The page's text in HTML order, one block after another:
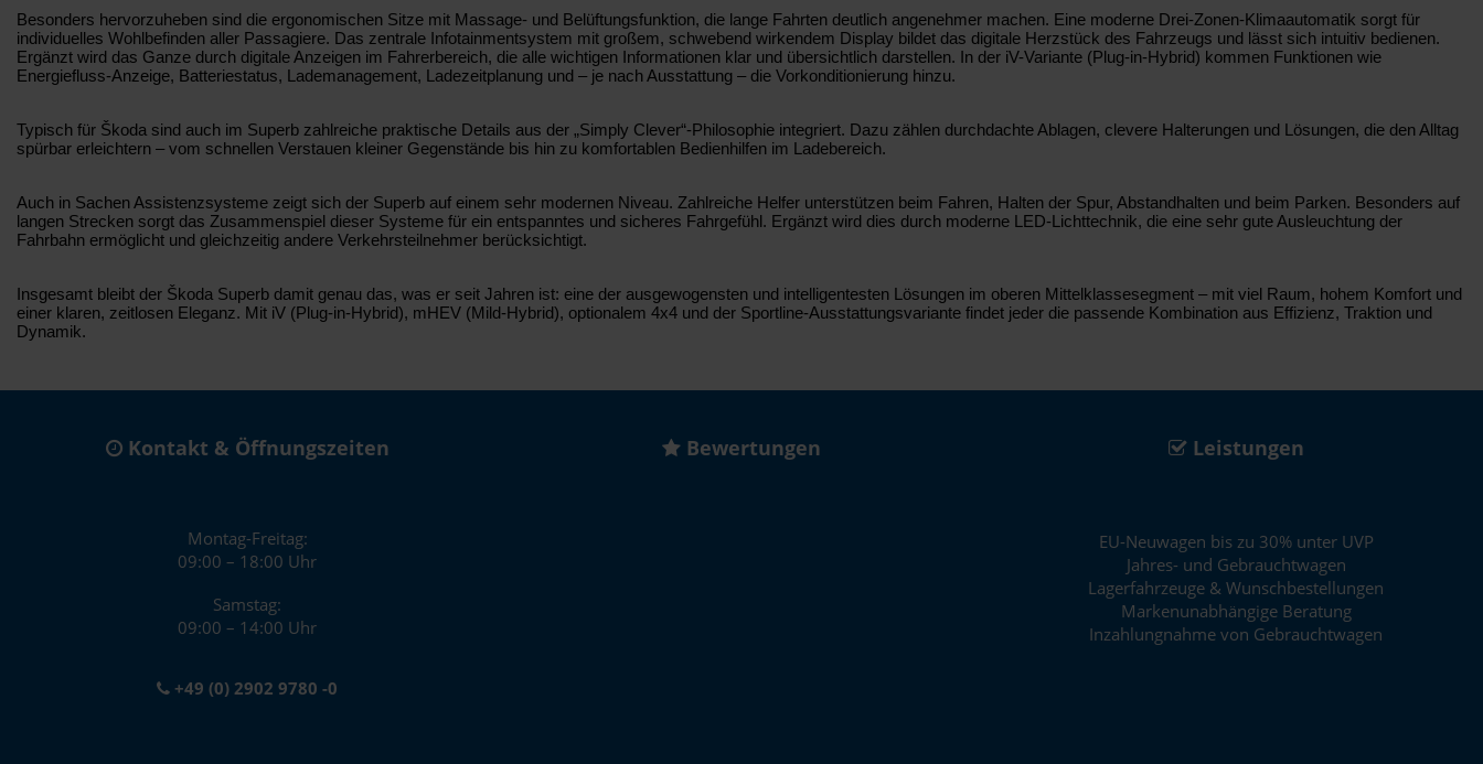
Besonders hervorzuheben sind die ergonomischen Sitze mit Massage- und Belüftungsfunktion, die lange Fahrten deutlich angenehmer machen. Eine moderne Drei-Zonen-Klimaautomatik sorgt für
individuelles Wohlbefinden aller Passagiere. Das zentrale Infotainmentsystem mit großem, schwebend wirkendem Display bildet das digitale Herzstück des Fahrzeugs und lässt sich intuitiv bedienen.
Ergänzt wird das Ganze durch digitale Anzeigen im Fahrerbereich, die alle wichtigen Informationen klar und übersichtlich darstellen. In der iV-Variante (Plug-in-Hybrid) kommen Funktionen wie
Energiefluss-Anzeige, Batteriestatus, Lademanagement, Ladezeitplanung und – je nach Ausstattung – die Vorkonditionierung hinzu.
Typisch für Škoda sind auch im Superb zahlreiche praktische Details aus der „Simply Clever“-Philosophie integriert. Dazu zählen durchdachte Ablagen, clevere Halterungen und Lösungen, die den Alltag
spürbar erleichtern – vom schnellen Verstauen kleiner Gegenstände bis hin zu komfortablen Bedienhilfen im Ladebereich.
Auch in Sachen Assistenzsysteme zeigt sich der Superb auf einem sehr modernen Niveau. Zahlreiche Helfer unterstützen beim Fahren, Halten der Spur, Abstandhalten und beim Parken. Besonders auf
langen Strecken sorgt das Zusammenspiel dieser Systeme für ein entspanntes und sicheres Fahrgefühl. Ergänzt wird dies durch moderne LED-Lichttechnik, die eine sehr gute Ausleuchtung der
Fahrbahn ermöglicht und gleichzeitig andere Verkehrsteilnehmer berücksichtigt.
Insgesamt bleibt der Škoda Superb damit genau das, was er seit Jahren ist: eine der ausgewogensten und intelligentesten Lösungen im oberen Mittelklassesegment – mit viel Raum, hohem Komfort und
einer klaren, zeitlosen Eleganz. Mit iV (Plug-in-Hybrid), mHEV (Mild-Hybrid), optionalem 4x4 und der Sportline-Ausstattungsvariante findet jeder die passende Kombination aus Effizienz, Traktion und
Dynamik.
Kontakt & Öffnungszeiten
Montag-Freitag:
09:00 – 18:00 Uhr
Samstag:
09:00 – 14:00 Uhr
+49 (0) 2902 9780 -0
Bewertungen Leistungen
EU-Neuwagen bis zu 30% unter UVP
Jahres- und Gebrauchtwagen
Lagerfahrzeuge & Wunschbestellungen
Markenunabhängige Beratung
Inzahlungnahme von Gebrauchtwagen